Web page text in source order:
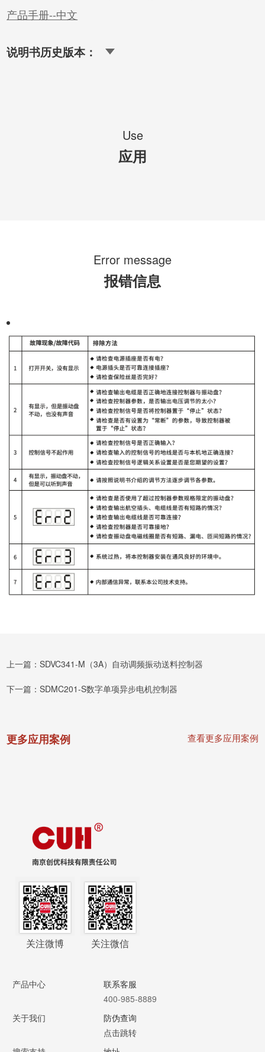
产品手册--中文
说明书历史版本：
Use
应用
Error message
报错信息
上一篇：SDVC341-M（3A） 自动调频振动送料控制器
下一篇：SDMC201-S数字单项异步电机控制器
更多应用案例 查看更多应用案例
关注微博 关注微信
产品中心
关于我们
联系客服
400-985-8889
防伪查询
点击跳转